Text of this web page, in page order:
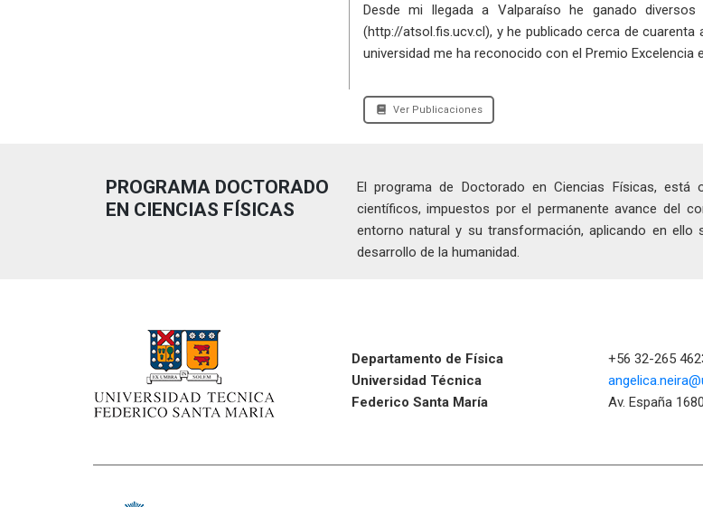
Desde mi llegada a Valparaíso he ganado
(http://atsol.fis.ucv.cl), y he publicado cerca de
universidad me ha reconocido con el Premio
Ver Publicaciones
PROGRAMA DOCTORADO
EN CIENCIAS FÍSICAS
El programa de Doctorado en Ciencias Físicas,
científicos, impuestos por el permanente avance del
entorno natural y su transformación, aplicando en
desarrollo de la humanidad.
Departamento de Física
Universidad Técnica
Federico Santa María
+56 32-265
Av. España